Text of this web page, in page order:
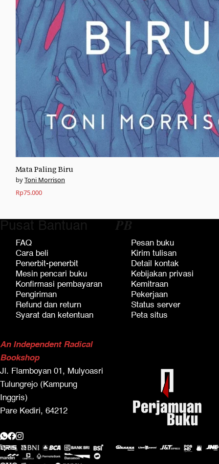
Mata Paling Biru
Toni Morrison
Rp75.000
Pusat Bantuan
FAQ
Cara beli
Penerbit-penerbit
Mesin pencari buku
Konfirmasi pembayaran
Pengiriman
Refund dan return
Syarat dan ketentuan
𝑷𝑩
Pesan buku
Kirim tulisan
Detail kontak
Kebijakan privasi
Kemitraan
Pekerjaan
Status server
Peta situs
An Independent Radical
Bookshop
Jl. Flamboyan 01, Mulyoasri
Tulungrejo (Kampung
Inggris)
Pare Kediri, 64212